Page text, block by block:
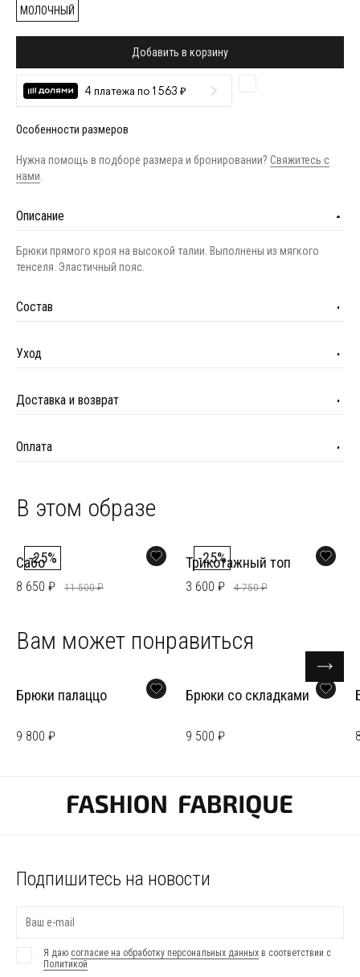
МОЛОЧНЫЙ
Добавить в корзину
4 платежа по 1 563 ₽
Особенности размеров
Нужна помощь в подборе размера и бронировании? Свяжитесь с
нами
Описание
Брюки прямого кроя на высокой талии. Выполнены из мягкого
тенселя. Эластичный пояс.
Состав
Уход
Доставка и возврат
Оплата
В этом образе
-25%
Сабо
8 650 ₽ 11 500 ₽
-25%
Трикотажный топ
3 600 ₽ 4 750 ₽
Вам может понравиться
Брюки палаццо
9 800 ₽
Брюки со складками
9 500 ₽
Подпишитесь на новости
Я даю согласие на обработку персональных данных в соответствии с
Политикой